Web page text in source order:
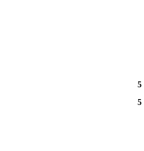
3
3
2
2
3
3
5
5